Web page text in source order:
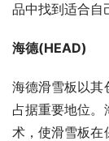
品中找到适合自
海德(HEAD)
海德滑雪板以其
占据重要地位
术，使滑雪板在